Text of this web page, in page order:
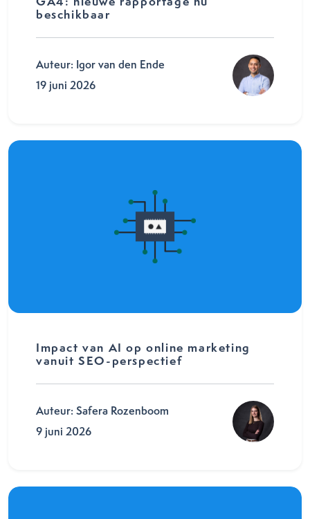
beschikbaar
Auteur: Igor van den Ende
19 juni 2026
Impact van AI op online marketing
vanuit SEO-perspectief
Auteur: Safera Rozenboom
9 juni 2026